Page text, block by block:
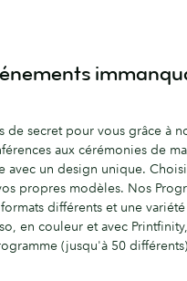
de secret pour vous grâce à
aux cérémonies de
avec un design unique.
propres modèles. Nos
différents et une
en couleur et avec
(jusqu'à 50